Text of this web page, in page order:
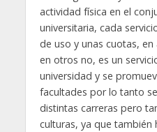
actividad física en el
universitaria, cada
de uso y unas cuotas,
en otros no, es un
universidad y se
facultades por lo tanto
distintas carreras pero
culturas, ya que también